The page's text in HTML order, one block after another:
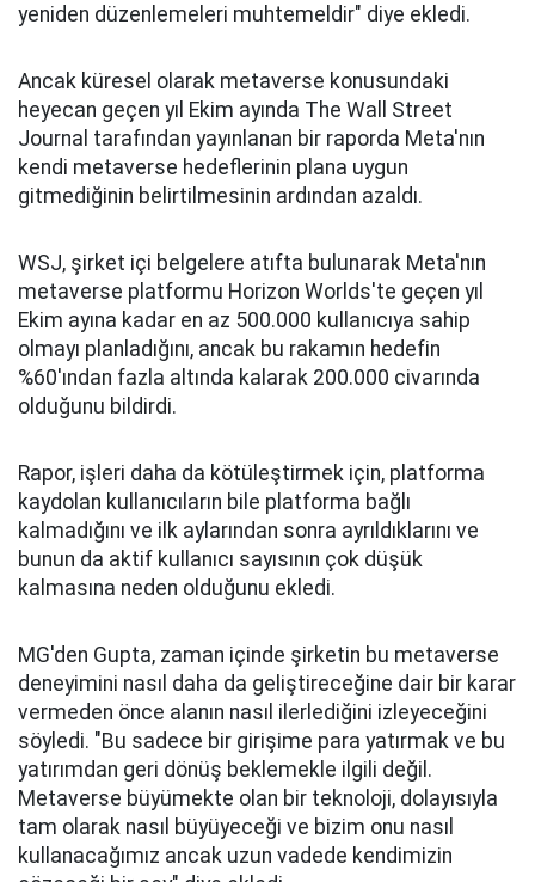
yeniden düzenlemeleri muhtemeldir" diye ekledi.
Ancak küresel olarak metaverse konusundaki
heyecan geçen yıl Ekim ayında The Wall Street
Journal tarafından yayınlanan bir raporda Meta'nın
kendi metaverse hedeflerinin plana uygun
gitmediğinin belirtilmesinin ardından azaldı.
WSJ, şirket içi belgelere atıfta bulunarak Meta'nın
metaverse platformu Horizon Worlds'te geçen yıl
Ekim ayına kadar en az 500.000 kullanıcıya sahip
olmayı planladığını, ancak bu rakamın hedefin
%60'ından fazla altında kalarak 200.000 civarında
olduğunu bildirdi.
Rapor, işleri daha da kötüleştirmek için, platforma
kaydolan kullanıcıların bile platforma bağlı
kalmadığını ve ilk aylarından sonra ayrıldıklarını ve
bunun da aktif kullanıcı sayısının çok düşük
kalmasına neden olduğunu ekledi.
MG'den Gupta, zaman içinde şirketin bu metaverse
deneyimini nasıl daha da geliştireceğine dair bir karar
vermeden önce alanın nasıl ilerlediğini izleyeceğini
söyledi. "Bu sadece bir girişime para yatırmak ve bu
yatırımdan geri dönüş beklemekle ilgili değil.
Metaverse büyümekte olan bir teknoloji, dolayısıyla
tam olarak nasıl büyüyeceği ve bizim onu nasıl
kullanacağımız ancak uzun vadede kendimizin